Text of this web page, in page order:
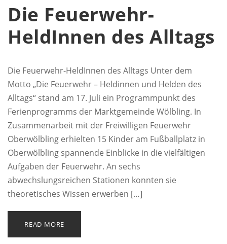
Die Feuerwehr-
HeldInnen des Alltags
Die Feuerwehr-HeldInnen des Alltags Unter dem
Motto „Die Feuerwehr – Heldinnen und Helden des
Alltags“ stand am 17. Juli ein Programmpunkt des
Ferienprogramms der Marktgemeinde Wölbling. In
Zusammenarbeit mit der Freiwilligen Feuerwehr
Oberwölbling erhielten 15 Kinder am Fußballplatz in
Oberwölbling spannende Einblicke in die vielfältigen
Aufgaben der Feuerwehr. An sechs
abwechslungsreichen Stationen konnten sie
theoretisches Wissen erwerben […]
READ MORE